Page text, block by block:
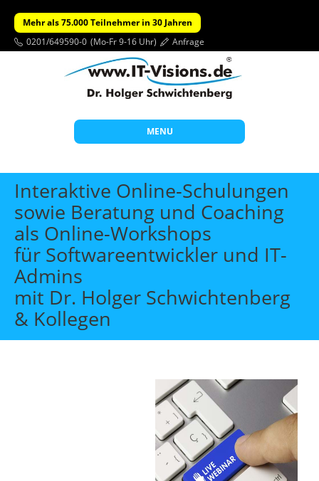
Mehr als 75.000 Teilnehmer in 30 Jahren
0201/649590-0 (Mo-Fr 9-16 Uhr) Anfrage
MENU
Start
Themen
Beratung
Individuelle Schulungen
Wissen
Über uns
Interaktive Online-Schulungen
sowie Beratung und Coaching
als Online-Workshops
für Softwareentwickler und IT-
Admins
mit Dr. Holger Schwichtenberg
& Kollegen